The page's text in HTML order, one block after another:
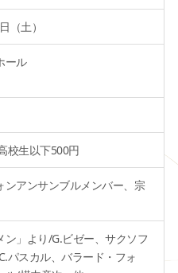
（土）
ール
校生以下500円
ンアンサンブルメンバー、宗
ン」より/G.ビゼー、サクソフ
パスカル、バラード・フォ